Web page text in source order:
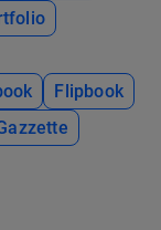
Flipbook